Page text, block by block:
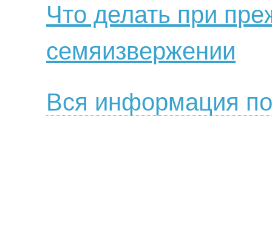
Что делать при
семяизвержении
Вся информация